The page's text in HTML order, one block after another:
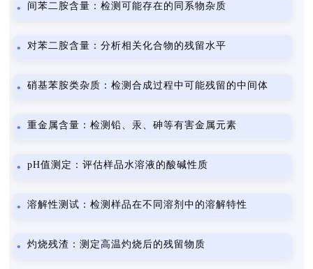
间苯二胺含量：检测可能存在的同系物杂质
对苯二胺含量：分析相关化合物的残留水平
硝基苯胺类杂质：检测合成过程中可能残留的中间体
重金属含量：检测铅、汞、砷等有害金属元素
pH值测定：评估样品水溶液的酸碱性质
溶解性测试：检测样品在不同溶剂中的溶解特性
灼烧残渣：测定高温灼烧后的残留物质